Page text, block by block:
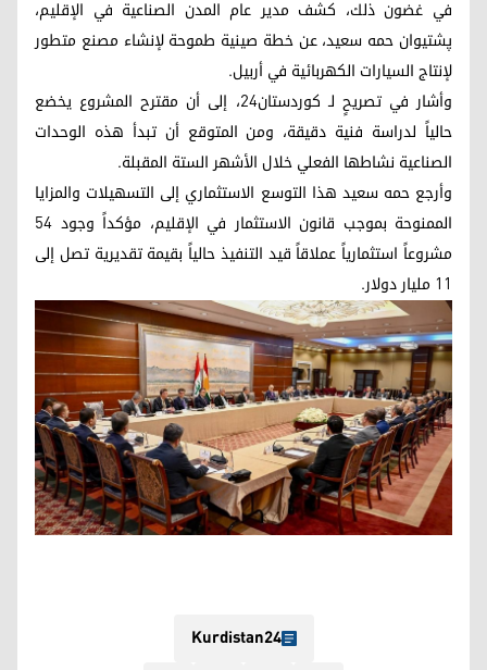
في غضون ذلك، كشف مدير عام المدن الصناعية في الإقليم،
پشتیوان حمه سعید، عن خطة صينية طموحة لإنشاء مصنع متطور
لإنتاج السيارات الكهربائية في أربيل.
وأشار في تصريحٍ لـ كوردستان24، إلى أن مقترح المشروع يخضع
حالياً لدراسة فنية دقيقة، ومن المتوقع أن تبدأ هذه الوحدات
الصناعية نشاطها الفعلي خلال الأشهر الستة المقبلة.
وأرجع حمه سعيد هذا التوسع الاستثماري إلى التسهيلات والمزايا
الممنوحة بموجب قانون الاستثمار في الإقليم، مؤكداً وجود 54
مشروعاً استثمارياً عملاقاً قيد التنفيذ حالياً بقيمة تقديرية تصل إلى
11 مليار دولار.
Kurdistan24